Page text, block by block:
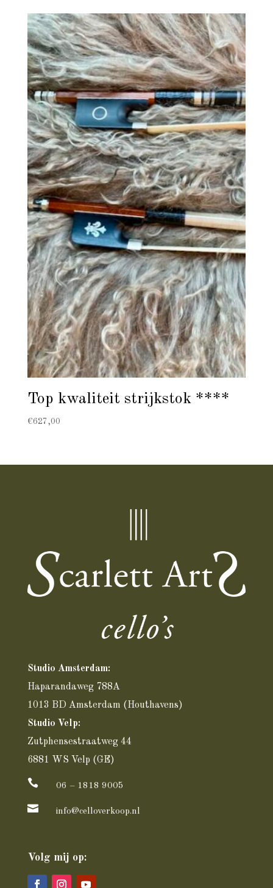
Top kwaliteit strijkstok ****
€627,00
Studio Amsterdam:
Haparandaweg 788A
1013 BD Amsterdam (Houthavens)
Studio Velp:
Zutphensestraatweg 44
6881 WS Velp (GE)
 06 – 1818 9005
 info@celloverkoop.nl
Volg mij op: